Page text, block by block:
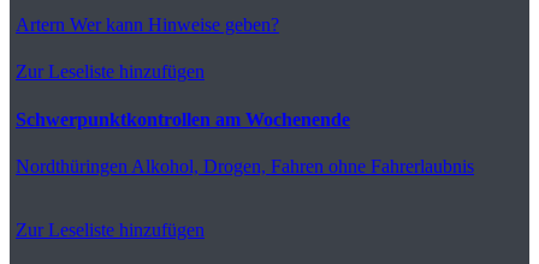
Artern Wer kann Hinweise geben?
Zur Leseliste hinzufügen
Schwerpunktkontrollen am Wochenende
Nordthüringen Alkohol, Drogen, Fahren ohne Fahrerlaubnis
Zur Leseliste hinzufügen